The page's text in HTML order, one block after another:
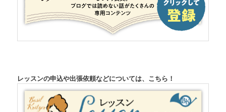
レッスンの申込や出張依頼などについては、こちら！